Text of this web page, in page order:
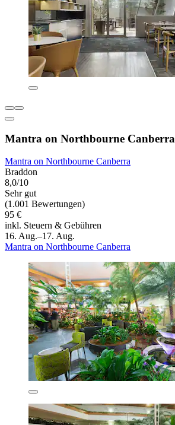
Mantra on Northbourne Canberra
Mantra on Northbourne Canberra
Braddon
8,0/10
Sehr gut
(1.001 Bewertungen)
95 €
inkl. Steuern & Gebühren
16. Aug.–17. Aug.
Mantra on Northbourne Canberra